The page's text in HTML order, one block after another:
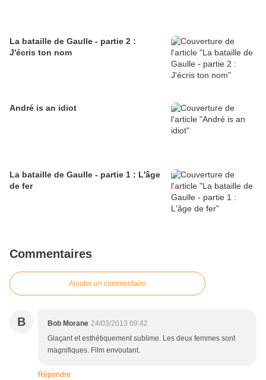
La bataille de Gaulle - partie 2 :
J'écris ton nom
André is an idiot
La bataille de Gaulle - partie 1 : L'âge
de fer
Commentaires
Ajouter un commentaire
B Bob Morane 24/03/2013 09:42
Glaçant et esthétiquement sublime. Les deux femmes sont
magnifiques. Film envoutant.
Répondre